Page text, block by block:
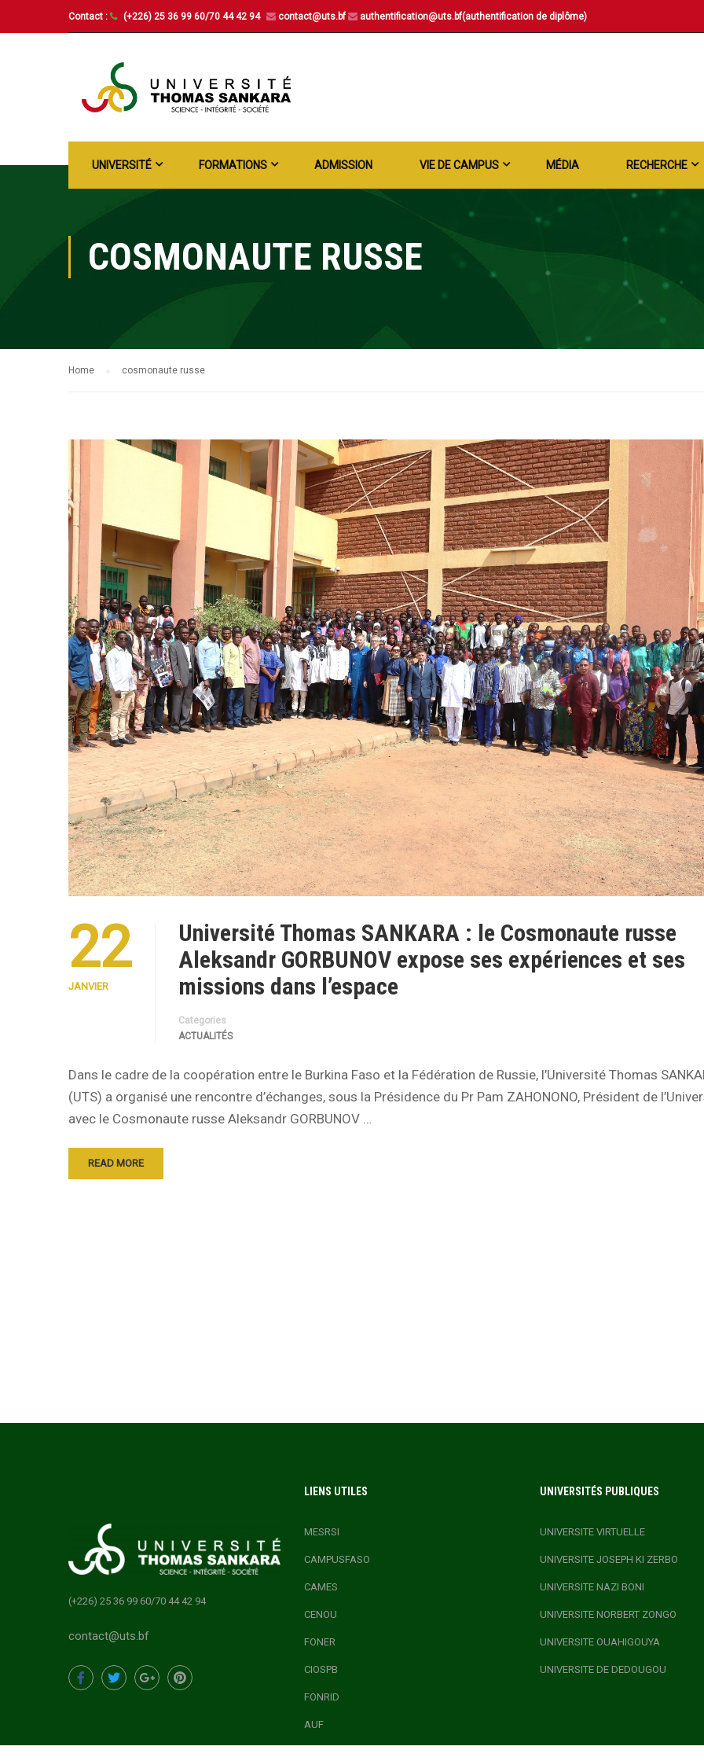
Contact : (+226) 25 36 99 60/70 44 42 94 contact@uts.bf authentification@uts.bf(authentification de diplôme)
UNIVERSITÉ FORMATIONS ADMISSION VIE DE CAMPUS MÉDIA RECHERCHE
COSMONAUTE RUSSE
Home cosmonaute russe
22
JANVIER
Université Thomas SANKARA : le Cosmonaute russe
Aleksandr GORBUNOV expose ses expériences et ses
missions dans l’espace
Categories
ACTUALITÉS
Dans le cadre de la coopération entre le Burkina Faso et la Fédération de Russie, l’Université Thomas
(UTS) a organisé une rencontre d’échanges, sous la Présidence du Pr Pam ZAHONONO, Président de
avec le Cosmonaute russe Aleksandr GORBUNOV …
READ MORE
(+226) 25 36 99 60/70 44 42 94
contact@uts.bf
LIENS UTILES
MESRSI
CAMPUSFASO
CAMES
CENOU
FONER
CIOSPB
FONRID
AUF
UNIVERSITÉS PUBLIQUES
UNIVERSITE VIRTUELLE
UNIVERSITE JOSEPH KI ZERBO
UNIVERSITE NAZI BONI
UNIVERSITE NORBERT ZONGO
UNIVERSITE OUAHIGOUYA
UNIVERSITE DE DEDOUGOU